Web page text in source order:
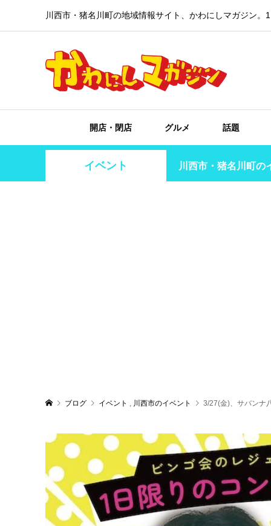
川西市・猪名川町の地域情報サイト、かわにしマガジン。1
開店・閉店 グルメ 話題
イベント 川西市・猪名川町の
ブログ イベント , 川西市のイベント 3/27(金)、サバンナ